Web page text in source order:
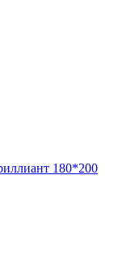
180*200